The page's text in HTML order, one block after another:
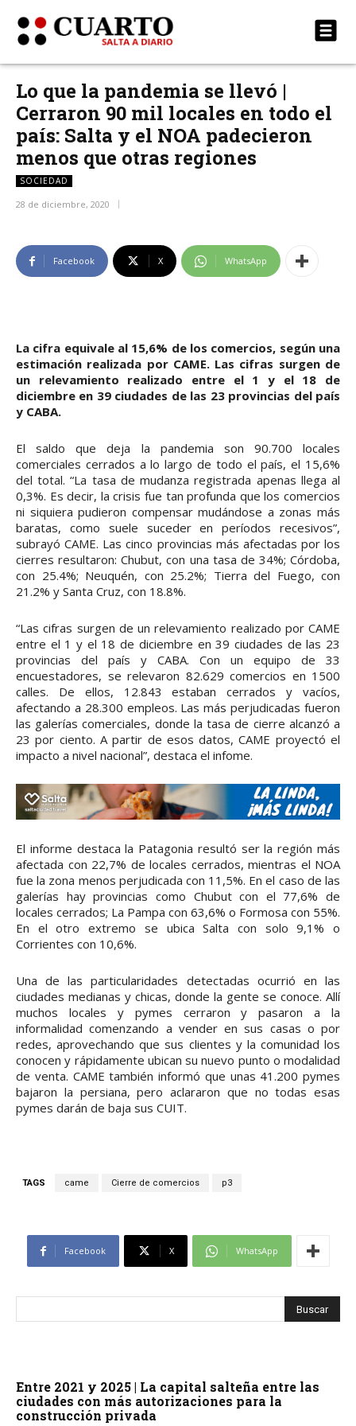
Lo que la pandemia se llevó |
Cerraron 90 mil locales en todo el
país: Salta y el NOA padecieron
menos que otras regiones
SOCIEDAD
28 de diciembre, 2020
Facebook X WhatsApp
La cifra equivale al 15,6% de los comercios, según una
estimación realizada por CAME. Las cifras surgen de
un relevamiento realizado entre el 1 y el 18 de
diciembre en 39 ciudades de las 23 provincias del país
y CABA.
El saldo que deja la pandemia son 90.700 locales
comerciales cerrados a lo largo de todo el país, el 15,6%
del total. “La tasa de mudanza registrada apenas llega al
0,3%. Es decir, la crisis fue tan profunda que los comercios
ni siquiera pudieron compensar mudándose a zonas más
baratas, como suele suceder en períodos recesivos”,
subrayó CAME. Las cinco provincias más afectadas por los
cierres resultaron: Chubut, con una tasa de 34%; Córdoba,
con 25.4%; Neuquén, con 25.2%; Tierra del Fuego, con
21.2% y Santa Cruz, con 18.8%.
“Las cifras surgen de un relevamiento realizado por CAME
entre el 1 y el 18 de diciembre en 39 ciudades de las 23
provincias del país y CABA. Con un equipo de 33
encuestadores, se relevaron 82.629 comercios en 1500
calles. De ellos, 12.843 estaban cerrados y vacíos,
afectando a 28.300 empleos. Las más perjudicadas fueron
las galerías comerciales, donde la tasa de cierre alcanzó a
23 por ciento. A partir de esos datos, CAME proyectó el
impacto a nivel nacional”, destaca el infome.
El informe destaca la Patagonia resultó ser la región más
afectada con 22,7% de locales cerrados, mientras el NOA
fue la zona menos perjudicada con 11,5%. En el caso de las
galerías hay provincias como Chubut con el 77,6% de
locales cerrados; La Pampa con 63,6% o Formosa con 55%.
En el otro extremo se ubica Salta con solo 9,1% o
Corrientes con 10,6%.
Una de las particularidades detectadas ocurrió en las
ciudades medianas y chicas, donde la gente se conoce. Allí
muchos locales y pymes cerraron y pasaron a la
informalidad comenzando a vender en sus casas o por
redes, aprovechando que sus clientes y la comunidad los
conocen y rápidamente ubican su nuevo punto o modalidad
de venta. CAME también informó que unas 41.200 pymes
bajaron la persiana, pero aclararon que no todas esas
pymes darán de baja sus CUIT.
TAGS came Cierre de comercios p3
Facebook X WhatsApp
Entre 2021 y 2025 | La capital salteña entre las
ciudades con más autorizaciones para la
construcción privada